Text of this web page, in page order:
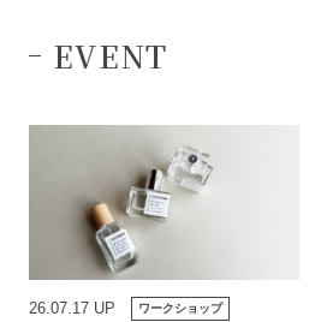
EVENT
26.07.17 UP ワークショップ